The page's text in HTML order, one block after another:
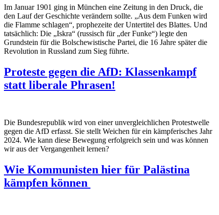
Im Januar 1901 ging in München eine Zeitung in den Druck, die
den Lauf der Geschichte verändern sollte. „Aus dem Funken wird
die Flamme schlagen“, prophezeite der Untertitel des Blattes. Und
tatsächlich: Die „Iskra“ (russisch für „der Funke“) legte den
Grundstein für die Bolschewistische Partei, die 16 Jahre später die
Revolution in Russland zum Sieg führte.
Proteste gegen die AfD: Klassenkampf
statt liberale Phrasen!
Die Bundesrepublik wird von einer unvergleichlichen Protestwelle
gegen die AfD erfasst. Sie stellt Weichen für ein kämpferisches Jahr
2024. Wie kann diese Bewegung erfolgreich sein und was können
wir aus der Vergangenheit lernen?
Wie Kommunisten hier für Palästina
kämpfen können